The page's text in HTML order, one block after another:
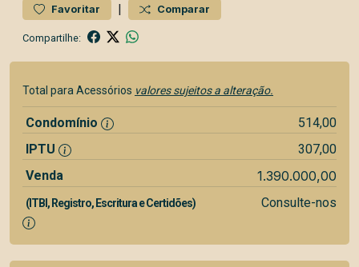
Favoritar | Comparar
Compartilhe:
Total para Acessórios valores sujeitos a alteração.
Condomínio
514,00
IPTU
307,00
Venda
1.390.000,00
(ITBI, Registro, Escritura e Certidões) Consulte-nos